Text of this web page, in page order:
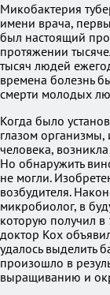
Микобактерия
имени врача,
был настоящий
протяжении
тысяч людей
времена болезнь
смерти молодых
Когда было
глазом организмы,
человека,
Но обнаружить
не могли.
возбудителя.
микробиолог, в
которую получил в
доктор Кох
удалось выделить
произошло в
выращиванию и